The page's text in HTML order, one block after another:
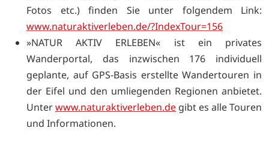
Fotos etc.) finden Sie unter folgendem Link:
www.naturaktiverleben.de/?IndexTour=156
»NATUR AKTIV ERLEBEN« ist ein privates
Wanderportal, das inzwischen 176 individuell
geplante, auf GPS-Basis erstellte Wandertouren in
der Eifel und den umliegenden Regionen anbietet.
Unterwww.naturaktiverleben.de gibt es alle Touren
und Informationen.